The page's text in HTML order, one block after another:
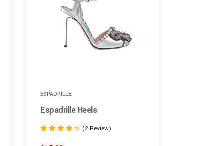
ESPADRILLE
Espadrille Heels
(2 Review)